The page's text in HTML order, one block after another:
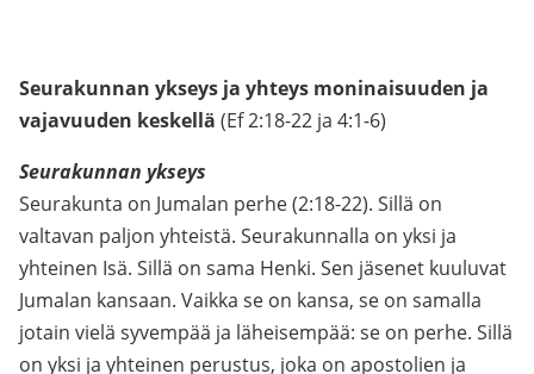
Seurakunnan ykseys ja yhteys moninaisuuden ja
vajavuuden keskellä (Ef 2:18-22 ja 4:1-6)
Seurakunnan ykseys
Seurakunta on Jumalan perhe (2:18-22). Sillä on
valtavan paljon yhteistä. Seurakunnalla on yksi ja
yhteinen Isä. Sillä on sama Henki. Sen jäsenet kuuluvat
Jumalan kansaan. Vaikka se on kansa, se on samalla
jotain vielä syvempää ja läheisempää: se on perhe. Sillä
on yksi ja yhteinen perustus, joka on apostolien ja